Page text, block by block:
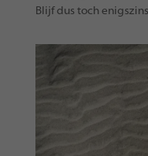
Blijf dus toch